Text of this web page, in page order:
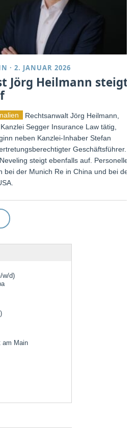
·2. JANUAR 2026
Jörg Heilmann steigt
Rechtsanwalt Jörg Heilmann,
Segger Insurance Law tätig,
neben Kanzlei-Inhaber Stefan
Geschäftsführer.
steigt ebenfalls auf. Personelle
bei der Munich Re in China und bei der
w/d)
am Main